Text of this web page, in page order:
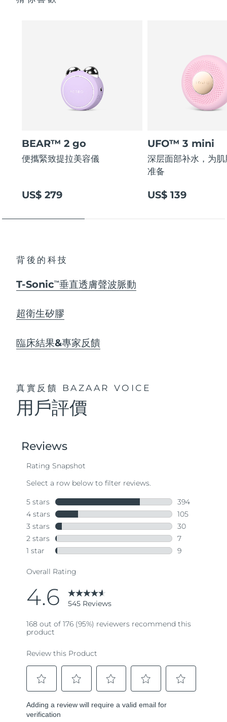
BEAR™ 2 go
便攜緊致提拉美容儀
US$ 279
UFO™ 3 mini
深层面部补水，为
准备
US$ 139
背後的科技
T-SonicTM 垂直透膚聲波脈動
超衛生矽膠
臨床結果&專家反饋
真實反饋 BAZAAR VOICE
用戶評價